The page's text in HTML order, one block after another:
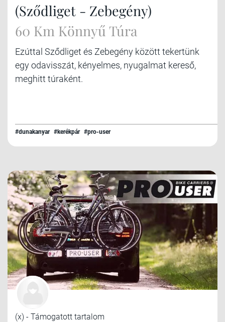
(Sződliget - Zebegény)
60 Km Könnyű Túra
Ezúttal Sződliget és Zebegény között tekertünk
egy odavisszát, kényelmes, nyugalmat kereső,
meghitt túraként.
#dunakanyar #kerékpár #pro-user
(x) - Támogatott tartalom